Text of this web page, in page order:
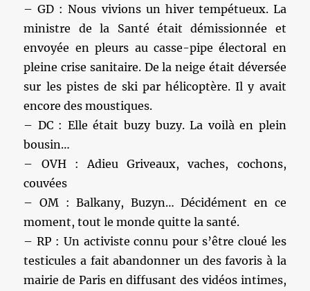
– GD : Nous vivions un hiver tempétueux. La
ministre de la Santé était démissionnée et
envoyée en pleurs au casse-pipe électoral en
pleine crise sanitaire. De la neige était déversée
sur les pistes de ski par hélicoptère. Il y avait
encore des moustiques.
– DC : Elle était buzy buzy. La voilà en plein
bousin…
– OVH : Adieu Griveaux, vaches, cochons,
couvées
– OM : Balkany, Buzyn… Décidément en ce
moment, tout le monde quitte la santé.
– RP : Un activiste connu pour s’être cloué les
testicules a fait abandonner un des favoris à la
mairie de Paris en diffusant des vidéos intimes,